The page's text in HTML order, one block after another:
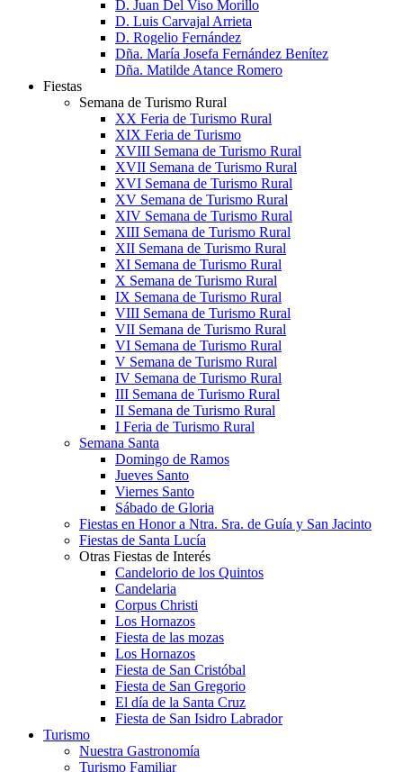
D. Juan Del Viso Morillo
D. Luis Carvajal Arrieta
D. Rogelio Fernández
Dña. María Josefa Fernández Benítez
Dña. Matilde Atance Romero
Fiestas
Semana de Turismo Rural
XX Feria de Turismo Rural
XIX Feria de Turismo
XVIII Semana de Turismo Rural
XVII Semana de Turismo Rural
XVI Semana de Turismo Rural
XV Semana de Turismo Rural
XIV Semana de Turismo Rural
XIII Semana de Turismo Rural
XII Semana de Turismo Rural
XI Semana de Turismo Rural
X Semana de Turismo Rural
IX Semana de Turismo Rural
VIII Semana de Turismo Rural
VII Semana de Turismo Rural
VI Semana de Turismo Rural
V Semana de Turismo Rural
IV Semana de Turismo Rural
III Semana de Turismo Rural
II Semana de Turismo Rural
I Feria de Turismo Rural
Semana Santa
Domingo de Ramos
Jueves Santo
Viernes Santo
Sábado de Gloria
Fiestas en Honor a Ntra. Sra. de Guía y San Jacinto
Fiestas de Santa Lucía
Otras Fiestas de Interés
Candelorio de los Quintos
Candelaria
Corpus Christi
Los Hornazos
Fiesta de las mozas
Los Hornazos
Fiesta de San Cristóbal
Fiesta de San Gregorio
El día de la Santa Cruz
Fiesta de San Isidro Labrador
Turismo
Nuestra Gastronomía
Turismo Familiar